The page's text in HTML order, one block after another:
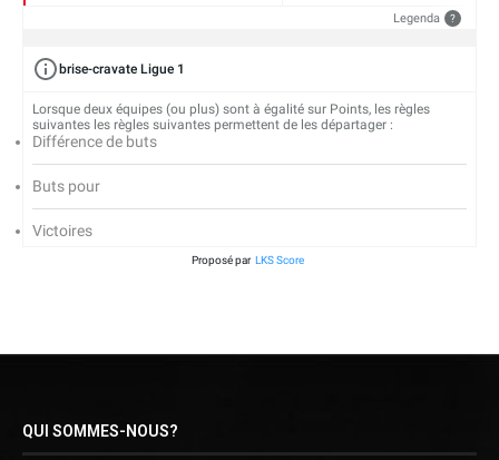
Legenda ?
brise-cravate Ligue 1
Lorsque deux équipes (ou plus) sont à égalité sur Points, les règles
suivantes les règles suivantes permettent de les départager :
Différence de buts
Buts pour
Victoires
Proposé par LKS Score
QUI SOMMES-NOUS?